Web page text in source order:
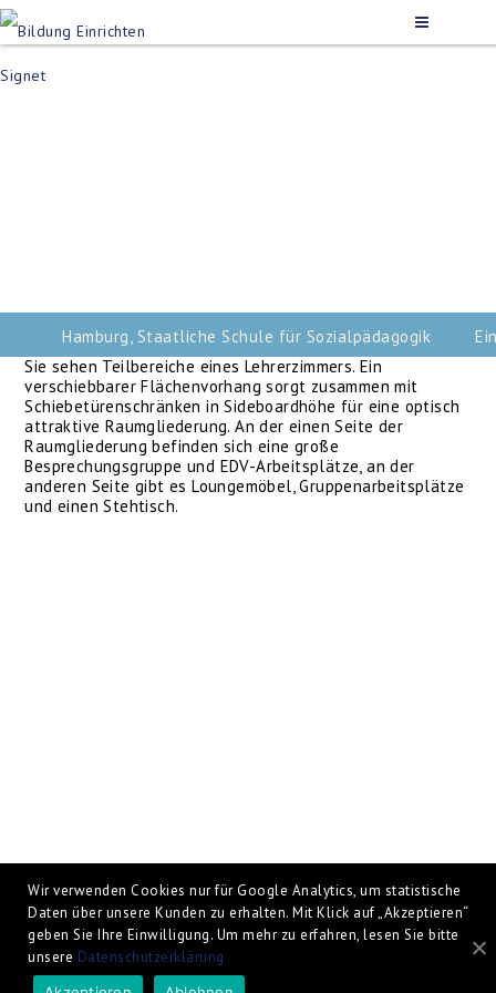
Hamburg, Staatliche Schule für Sozialpädagogik
Sie sehen Teilbereiche eines Lehrerzimmers. Ein
verschiebbarer Flächenvorhang sorgt zusammen mit
Schiebetürenschränken in Sideboardhöhe für eine optisch
attraktive Raumgliederung. An der einen Seite der
Raumgliederung befinden sich eine große
Besprechungsgruppe und EDV-Arbeitsplätze, an der
anderen Seite gibt es Loungemöbel, Gruppenarbeitsplätze
und einen Stehtisch.
Wir verwenden Cookies nur für Google Analytics, um statistische
Daten über unsere Kunden zu erhalten. Mit Klick auf „Akzeptieren“
geben Sie Ihre Einwilligung. Um mehr zu erfahren, lesen Sie bitte
unsere Datenschutzerklärung